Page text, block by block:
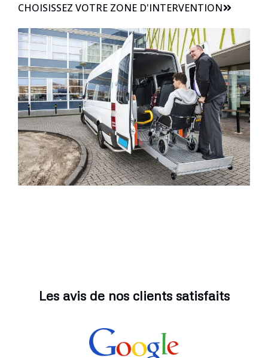
CHOISISSEZ VOTRE ZONE D'INTERVENTION
Les avis de nos clients satisfaits